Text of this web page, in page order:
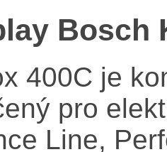
Bosch
400C je
pro
Line,